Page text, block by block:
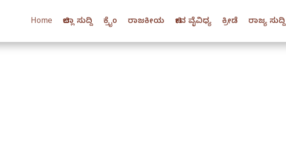
Home ಜಿಲ್ಲಾ ಸುದ್ದಿ ಕ್ರೈಂ ರಾಜಕೀಯ ಜೀವ ವೈವಿಧ್ಯ ಕ್ರೀಡೆ ರಾಜ್ಯ ಸುದ್ದಿ